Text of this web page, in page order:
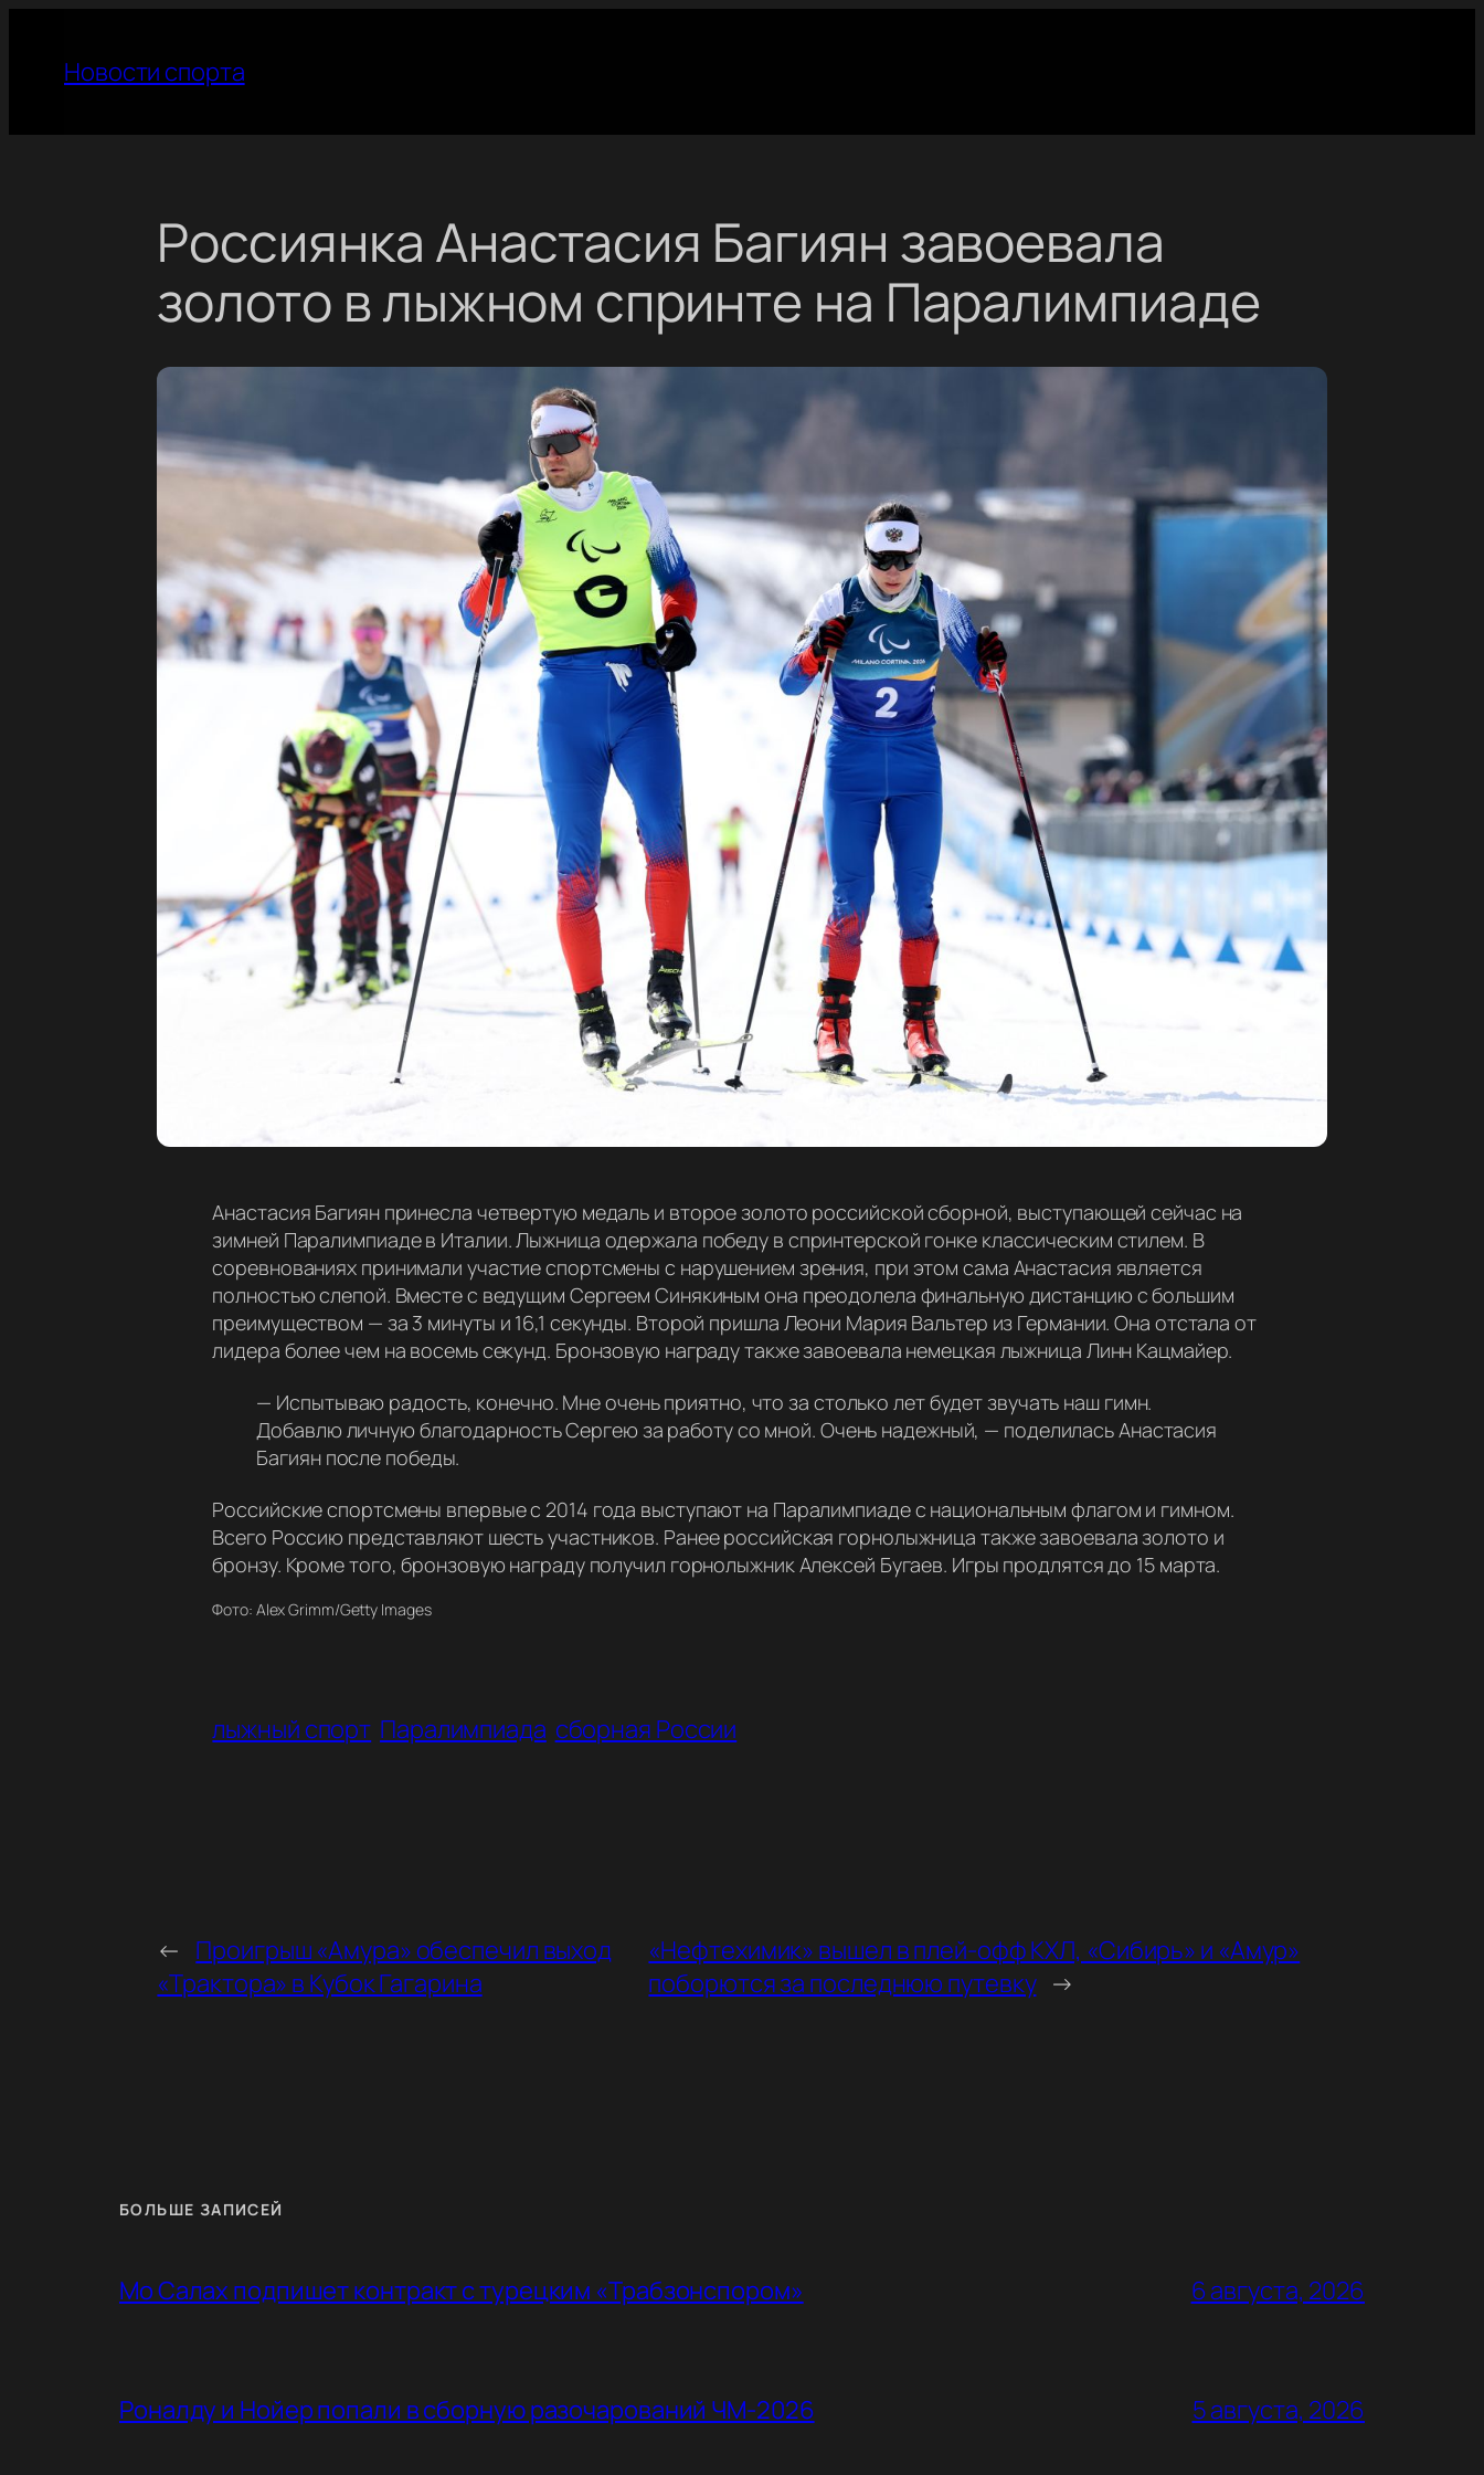
содержимому
Новости спорта
Россиянка Анастасия Багиян завоевала
золото в лыжном спринте на Паралимпиаде
Анастасия Багиян принесла четвертую медаль и второе золото российской сборной, выступающей сейчас на
зимней Паралимпиаде в Италии. Лыжница одержала победу в спринтерской гонке классическим стилем. В
соревнованиях принимали участие спортсмены с нарушением зрения, при этом сама Анастасия является
полностью слепой. Вместе с ведущим Сергеем Синякиным она преодолела финальную дистанцию с большим
преимуществом — за 3 минуты и 16,1 секунды. Второй пришла Леони Мария Вальтер из Германии. Она отстала от
лидера более чем на восемь секунд. Бронзовую награду также завоевала немецкая лыжница Линн Кацмайер.
— Испытываю радость, конечно. Мне очень приятно, что за столько лет будет звучать наш гимн.
Добавлю личную благодарность Сергею за работу со мной. Очень надежный, — поделилась Анастасия
Багиян после победы.
Российские спортсмены впервые с 2014 года выступают на Паралимпиаде с национальным флагом и гимном.
Всего Россию представляют шесть участников. Ранее российская горнолыжница также завоевала золото и
бронзу. Кроме того, бронзовую награду получил горнолыжник Алексей Бугаев. Игры продлятся до 15 марта.
Фото: Alex Grimm/Getty Images
лыжный спорт Паралимпиада сборная России
← Проигрыш «Амура» обеспечил выход
«Трактора» в Кубок Гагарина
«Нефтехимик» вышел в плей-офф КХЛ, «Сибирь» и «Амур»
поборются за последнюю путевку →
БОЛЬШЕ ЗАПИСЕЙ
Мо Салах подпишет контракт с турецким «Трабзонспором» 6 августа, 2026
Роналду и Нойер попали в сборную разочарований ЧМ-2026 5 августа, 2026